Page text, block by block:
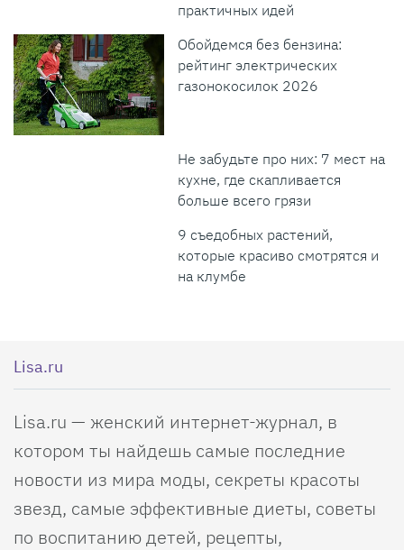
практичных идей
Обойдемся без бензина:
рейтинг электрических
газонокосилок 2026
Не забудьте про них: 7 мест на
кухне, где скапливается
больше всего грязи
9 съедобных растений,
которые красиво смотрятся и
на клумбе
Lisa.ru
Lisa.ru — женский интернет-журнал, в
котором ты найдешь самые последние
новости из мира моды, секреты красоты
звезд, самые эффективные диеты, советы
по воспитанию детей, рецепты,